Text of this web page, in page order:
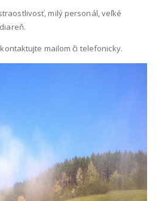
milý personál, veľké
mailom či telefonicky.